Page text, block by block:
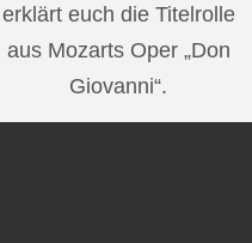
erklärt euch die Titelrolle
aus Mozarts Oper „Don
Giovanni“.